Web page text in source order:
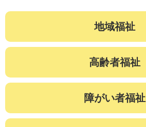
地域福祉
高齢者福祉
障がい者福祉